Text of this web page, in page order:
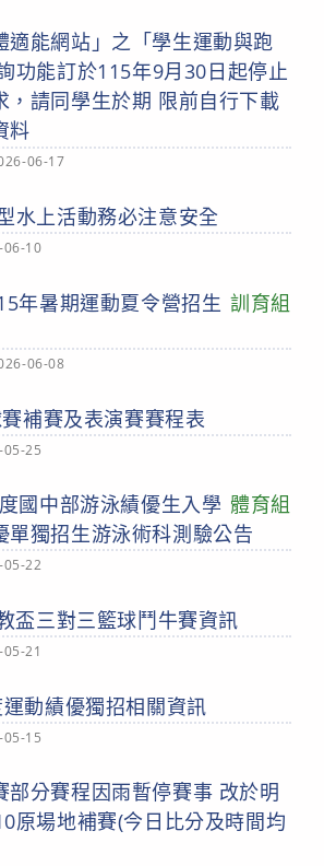
適能網站」之「學生運動與跑
功能訂於115年9月30日起停止
，請同學生於期 限前自行下載
料
06-17
水上活動務必注意安全
06-10
訓育組
年暑期運動夏令營招生
06-08
補賽及表演賽賽程表
25
體育組
國中部游泳績優生入學
單獨招生游泳術科測驗公告
05-22
盃三對三籃球鬥牛賽資訊
21
動績優獨招相關資訊
15
部分賽程因雨暫停賽事 改於明
原場地補賽(今日比分及時間均